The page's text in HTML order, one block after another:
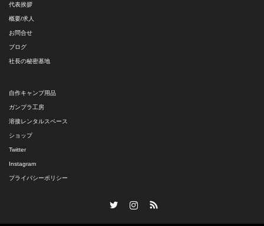
代表挨拶
概要/求人
お問合せ
ブログ
社長の秘密基地
自作キャンプ用品
ガンプラ工房
溶接レンタルスペース
ショップ
Twitter
Instagram
プライバシーポリシー